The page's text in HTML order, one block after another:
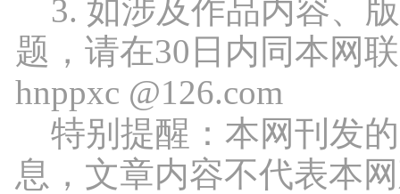
3. 如涉及作品内容、
题，请在30日内同本网
hnppxc @126.com
特别提醒：本网刊发
息，文章内容不代表本